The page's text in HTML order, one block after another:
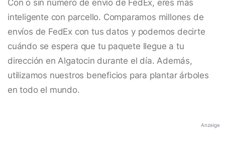
Con o sin número de envío de FedEx, eres más
inteligente con parcello. Comparamos millones de
envíos de FedEx con tus datos y podemos decirte
cuándo se espera que tu paquete llegue a tu
dirección en Algatocin durante el día. Además,
utilizamos nuestros beneficios para plantar árboles
en todo el mundo.
Anzeige